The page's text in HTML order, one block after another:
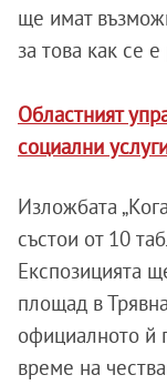
ще имат
за това как се
Областният
социални
Изложбата
състои от 10
Експозицията
площад в
официалното й
време на